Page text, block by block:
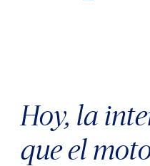
Hoy, la
que el